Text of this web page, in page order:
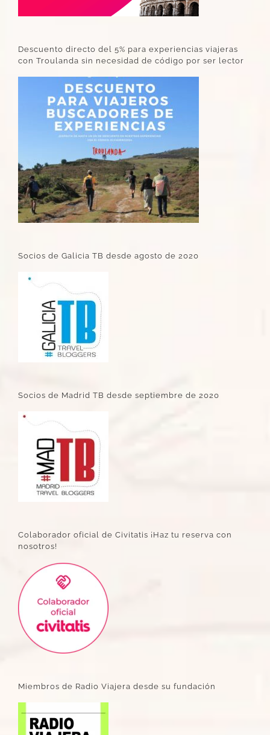
Descuento directo del 5% para experiencias viajeras
con Troulanda sin necesidad de código por ser lector
Socios de Galicia TB desde agosto de 2020
Socios de Madrid TB desde septiembre de 2020
Colaborador oficial de Civitatis ¡Haz tu reserva con
nosotros!
Miembros de Radio Viajera desde su fundación